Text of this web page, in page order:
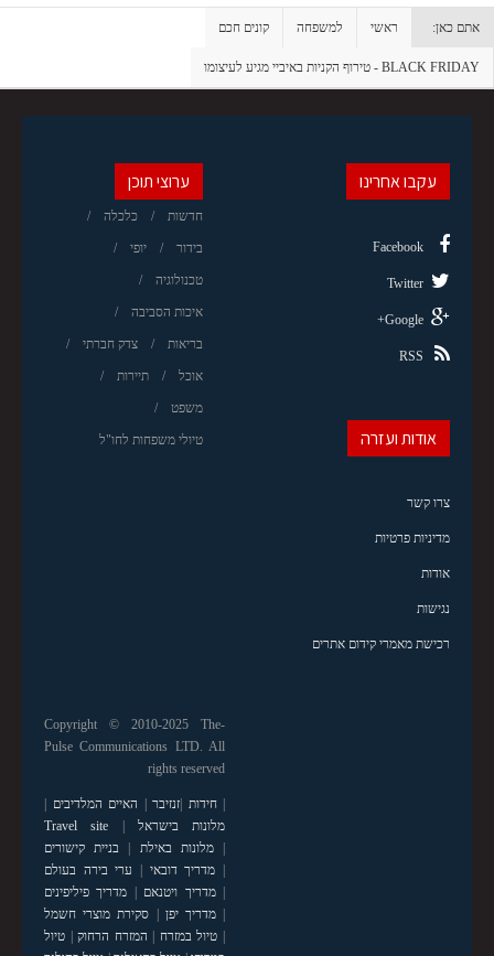
אתם כאן: ראשי למשפחה קונים חכם
BLACK FRIDAY - טירוף הקניות באיביי מגיע לעיצומו
ערוצי תוכן
חדשות כלכלה
בידור יופי
טכנולוגיה
איכות הסביבה
בריאות צדק חברתי
אוכל תיירות
משפט
טיולי משפחות לחו"ל
עקבו אחרינו
Facebook
Twitter
Google+
RSS
אודות ועזרה
צרו קשר
מדיניות פרטיות
אודות
נגישות
רכישת מאמרי קידום אתרים
Copyright © 2010-2025 The-
Pulse Communications LTD. All
rights reserved
|חידות זנזיבר האיים המלדיבים
מלונות בישראל
Travel site
|מלונות באילת
בניית קישורים
מדריך דובאי
ערי בירה בעולם
|מדריך ויטנאם
מדריך פיליפינים
|מדריך יפן
סקירת מוצרי חשמל
טיול במזרח המזרח הרחוק| טיול